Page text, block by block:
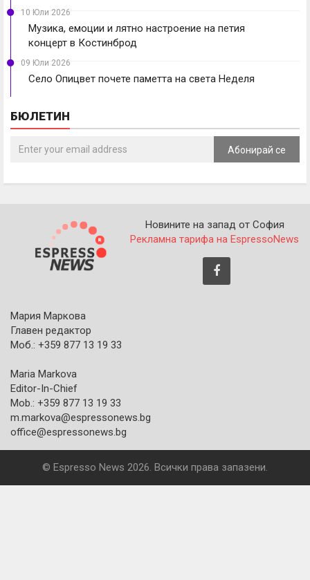
10 Юли 2026
Музика, емоции и лятно настроение на петия
концерт в Костинброд
09 Юли 2026
Село Опицвет почете паметта на света Неделя
БЮЛЕТИН
Абонирай се
Новините на запад от София
Рекламна тарифа на EspressoNews
Мария Маркова
Главен редактор
Моб.: +359 877 13 19 33
Maria Markova
Editor-In-Chief
Mob.: +359 877 13 19 33
m.markova@espressonews.bg
office@espressonews.bg
© Espresso News 2026. Всички права запазени.